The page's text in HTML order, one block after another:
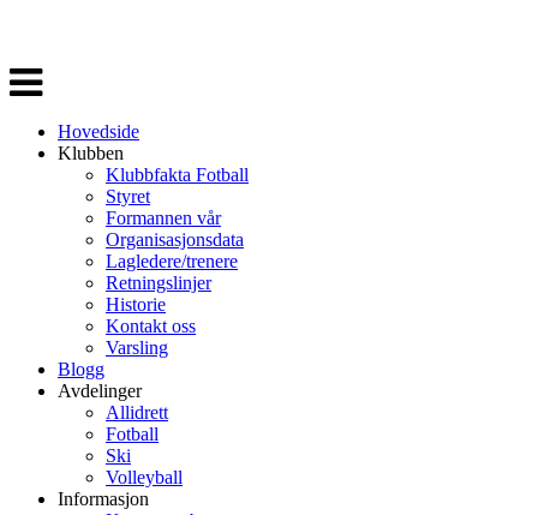
Veksle
navigasjon
Hovedside
Klubben
Klubbfakta Fotball
Styret
Formannen vår
Organisasjonsdata
Lagledere/trenere
Retningslinjer
Historie
Kontakt oss
Varsling
Blogg
Avdelinger
Allidrett
Fotball
Ski
Volleyball
Informasjon